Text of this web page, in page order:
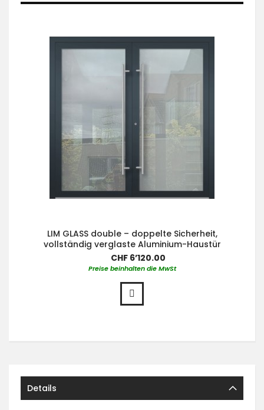
LIM GLASS double – doppelte Sicherheit,
vollständig verglaste Aluminium-Haustür
CHF 6’120.00
Preise beinhalten die MwSt
Details